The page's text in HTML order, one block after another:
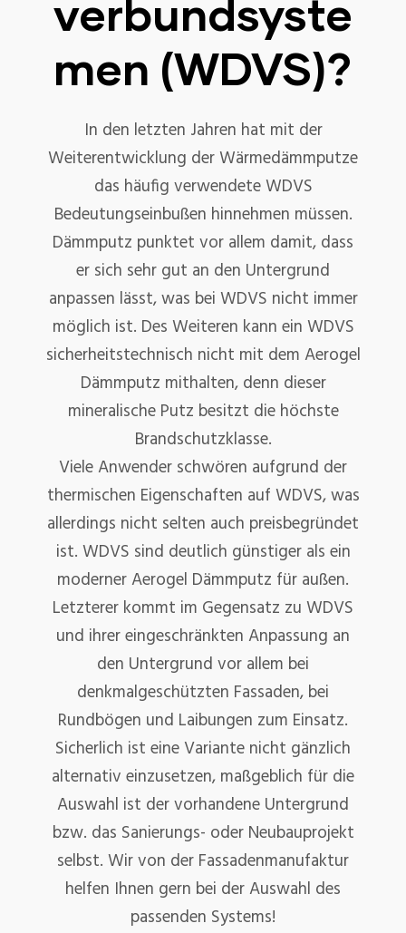
verbundsyste
men (WDVS)?
In den letzten Jahren hat mit der
Weiterentwicklung der Wärmedämmputze
das häufig verwendete WDVS
Bedeutungseinbußen hinnehmen müssen.
Dämmputz punktet vor allem damit, dass
er sich sehr gut an den Untergrund
anpassen lässt, was bei WDVS nicht immer
möglich ist. Des Weiteren kann ein WDVS
sicherheitstechnisch nicht mit dem Aerogel
Dämmputz mithalten, denn dieser
mineralische Putz besitzt die höchste
Brandschutzklasse.
Viele Anwender schwören aufgrund der
thermischen Eigenschaften auf WDVS, was
allerdings nicht selten auch preisbegründet
ist. WDVS sind deutlich günstiger als ein
moderner Aerogel Dämmputz für außen.
Letzterer kommt im Gegensatz zu WDVS
und ihrer eingeschränkten Anpassung an
den Untergrund vor allem bei
denkmalgeschützten Fassaden, bei
Rundbögen und Laibungen zum Einsatz.
Sicherlich ist eine Variante nicht gänzlich
alternativ einzusetzen, maßgeblich für die
Auswahl ist der vorhandene Untergrund
bzw. das Sanierungs- oder Neubauprojekt
selbst. Wir von der Fassadenmanufaktur
helfen Ihnen gern bei der Auswahl des
passenden Systems!